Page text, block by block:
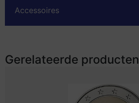
Accessoires
Gerelateerde producten